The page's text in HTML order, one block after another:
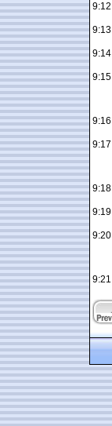
9:12
9:13
9:14
9:15
9:16
9:17
9:18
9:19
9:20
9:21